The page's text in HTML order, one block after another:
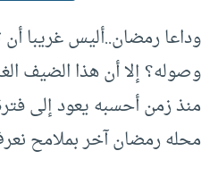
وداعا رمضان..أليس غريبا
وصوله؟ إلا أن هذا الضيف
منذ زمن أحسبه يعود إلى
محله رمضان آخر بملامح